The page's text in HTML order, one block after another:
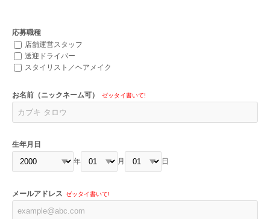
応募職種
店舗運営スタッフ
送迎ドライバー
スタイリスト／ヘアメイク
お名前（ニックネーム可） ゼッタイ書いて!
生年月日
年
月 日
メールアドレス ゼッタイ書いて!